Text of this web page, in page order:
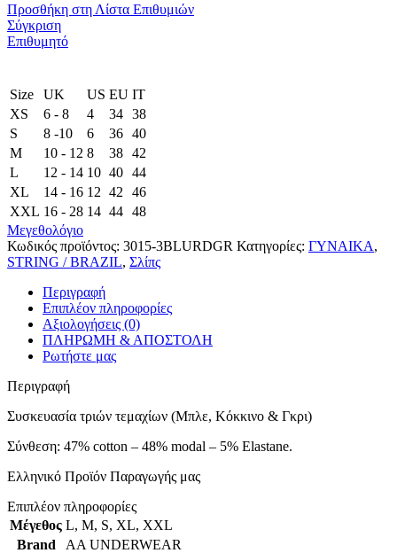
Προσθήκη στη Λίστα Επιθυμιών
Σύγκριση
Επιθυμητό
Size UK US EU ΙΤ
XS
6 - 8 4 34 38
S
8 -10 6 36 40
M
10 - 12 8 38 42
L
12 - 14 10 40 44
XL
14 - 16 12 42
46
XXL 16 - 28 14 44 48
Μεγεθολόγιο
Κωδικός προϊόντος: 3015-3BLURDGR Κατηγορίες: ΓΥΝΑΙΚΑ,
STRING / BRAZIL, Σλίπς
Περιγραφή
Επιπλέον πληροφορίες
Αξιολογήσεις (0)
ΠΛΗΡΩΜΗ & ΑΠΟΣΤΟΛΗ
Ρωτήστε μας
Περιγραφή
Συσκευασία τριών τεμαχίων (Μπλε, Κόκκινο & Γκρι)
Σύνθεση: 47% cotton – 48% modal – 5% Elastane.
Ελληνικό Προϊόν Παραγωγής μας
Επιπλέον πληροφορίες
Μέγεθος L, M, S, XL, XXL
Brand
AA UNDERWEAR